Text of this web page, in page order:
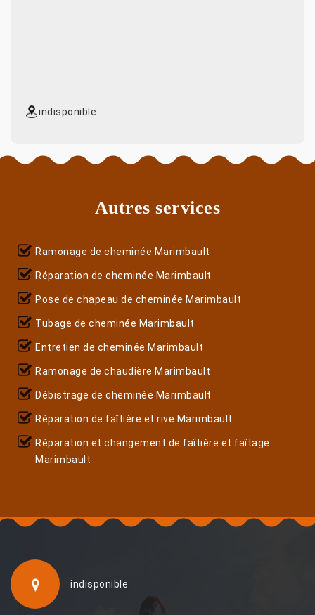
indisponible
Autres services
Ramonage de cheminée Marimbault
Réparation de cheminée Marimbault
Pose de chapeau de cheminée Marimbault
Tubage de cheminée Marimbault
Entretien de cheminée Marimbault
Ramonage de chaudière Marimbault
Débistrage de cheminée Marimbault
Réparation de faîtière et rive Marimbault
Réparation et changement de faîtière et faîtage
Marimbault
indisponible